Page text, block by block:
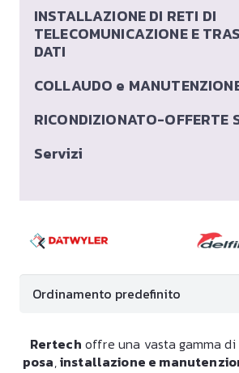
INSTALLAZIONE DI RETI DI
TELECOMUNICAZIONE E
DATI
COLLAUDO e
RICONDIZIONATO-OFFERTE
Servizi
Rertech offre una vasta gamma di
posa,installazione e